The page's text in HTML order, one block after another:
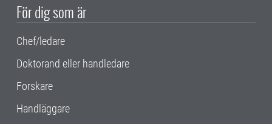
För dig som är
Chef/ledare
Doktorand eller handledare
Forskare
Handläggare